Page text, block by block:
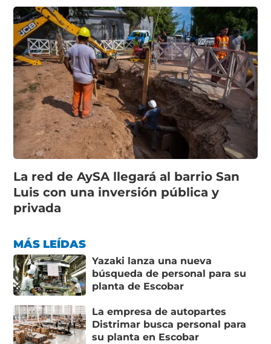
La red de AySA llegará al barrio San
Luis con una inversión pública y
privada
MÁS LEÍDAS
Yazaki lanza una nueva
búsqueda de personal para su
planta de Escobar
La empresa de autopartes
Distrimar busca personal para
su planta en Escobar